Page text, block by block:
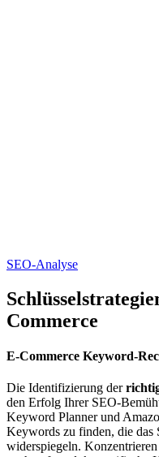
SEO-Analyse
Commerce
E-Commerce Keyword-
Die Identifizierung der
den Erfolg Ihrer SEO-
Keyword Planner und
Keywords zu finden, die das
widerspiegeln.